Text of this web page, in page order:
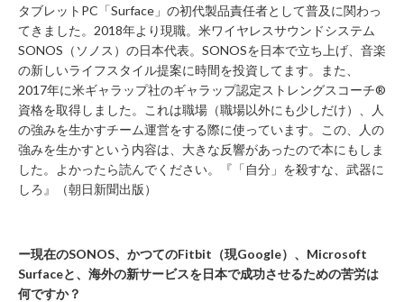
タブレットPC「Surface」の初代製品責任者として普及に関わっ
てきました。2018年より現職。米ワイヤレスサウンドシステム
SONOS（ソノス）の日本代表。SONOSを日本で立ち上げ、音楽
の新しいライフスタイル提案に時間を投資してます。また、
2017年に米ギャラップ社のギャラップ認定ストレングスコーチ®
資格を取得しました。これは職場（職場以外にも少しだけ）、人
の強みを生かすチーム運営をする際に使っています。この、人の
強みを生かすという内容は、大きな反響があったので本にもしま
した。よかったら読んでください。『「自分」を殺すな、武器に
しろ』（朝日新聞出版）
ー現在のSONOS、かつてのFitbit（現Google）、Microsoft
Surfaceと、海外の新サービスを日本で成功させるための苦労は
何ですか？
時
間
（年
末
年
始
休
業）
月
～
土 9：
00
日・
祝 9：